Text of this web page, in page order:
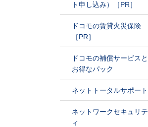
ト申し込み）［PR］
ドコモの賃貸火災保険
［PR］
ドコモの補償サービスと
お得なパック
ネットトータルサポート
ネットワークセキュリテ
ィ